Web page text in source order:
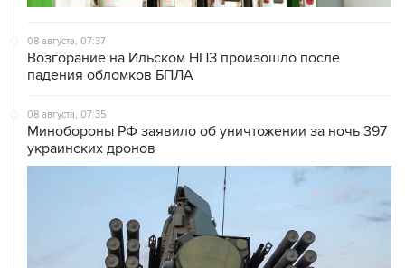
08 августа, 07:37
Возгорание на Ильском НПЗ произошло после
падения обломков БПЛА
08 августа, 07:35
Минобороны РФ заявило об уничтожении за ночь 397
украинских дронов